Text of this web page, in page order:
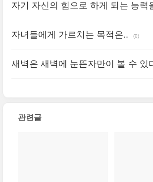
자기 자신의 힘으로 하게 되는 능력
자녀들에게 가르치는 목적은.. (0)
새벽은 새벽에 눈뜬자만이 볼 수 있
관련글